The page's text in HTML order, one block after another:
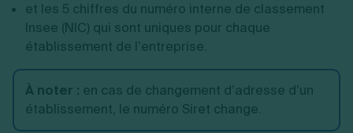
et les 5 chiffres du numéro interne de classement
Insee (NIC) qui sont uniques pour chaque
établissement de l’entreprise.
À noter : en cas de changement d’adresse d’un
établissement, le numéro Siret change.